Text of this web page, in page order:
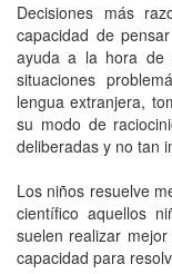
Decisiones más
capacidad de
ayuda a la hora de
situaciones
lengua extranjera,
su modo de
deliberadas y no tan
Los niños resuelve
científico aquellos
suelen realizar
capacidad para